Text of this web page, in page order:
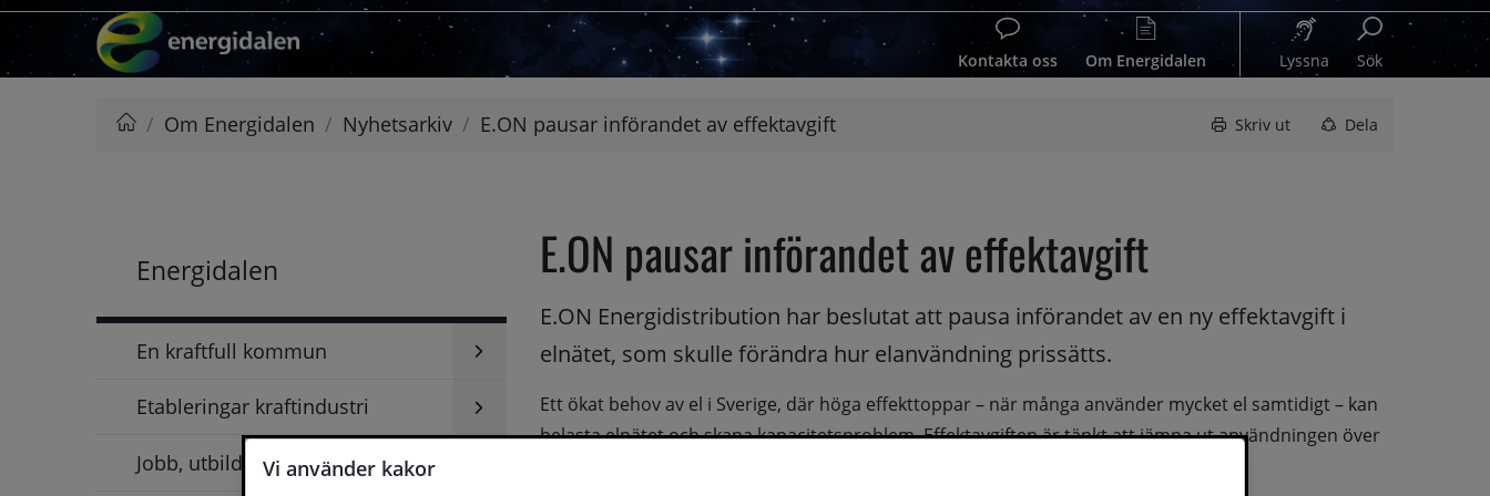
Hoppa till innehåll
Kontakta oss Om Energidalen Lyssna Sök
/ Om Energidalen / Nyhetsarkiv / E.ON pausar införandet av effektavgift Skriv ut Dela
Energidalen
En kraftfull kommun
Undersidor
för
Etableringar kraftindustri
Jobb, utbildning och FoU
E.ON pausar införandet av effektavgift
E.ON Energidistribution har beslutat att pausa införandet av en ny effektavgift i
elnätet, som skulle förändra hur elanvändning prissätts.
Ett ökat behov av el i Sverige, där höga effekttoppar – när många använder mycket el samtidigt – kan
belasta elnätet och skapa kapacitetsproblem. Effektavgiften är tänkt att jämna ut användningen över
Vi använder kakor